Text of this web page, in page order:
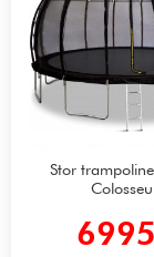
Stor